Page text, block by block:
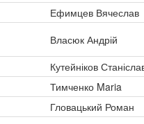
Ефимцев Вячеслав
Власюк Андрій
Кутейніков
Тимченко Maria
Гловацький Роман